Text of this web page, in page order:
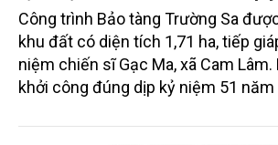
Công trình Bảo tàng Trường Sa
khu đất có diện tích 1,71 ha, tiếp
niệm chiến sĩ Gạc Ma, xã Cam
khởi công đúng dịp kỷ niệm 51 năm
51 năm Ngày Giải phóng miền